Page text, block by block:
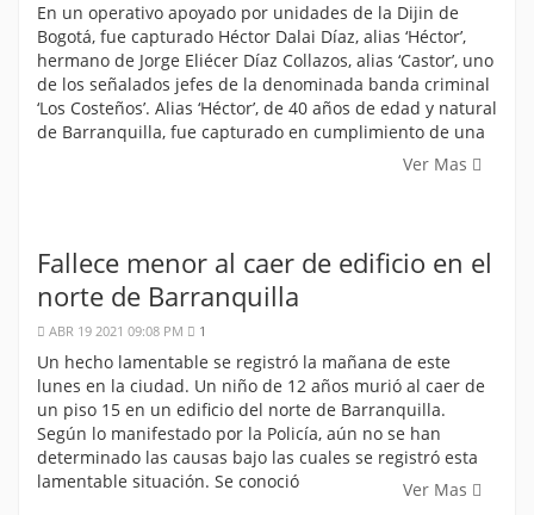
En un operativo apoyado por unidades de la Dijin de
Bogotá, fue capturado Héctor Dalai Díaz, alias ‘Héctor’,
hermano de Jorge Eliécer Díaz Collazos, alias ‘Castor’, uno
de los señalados jefes de la denominada banda criminal
‘Los Costeños’. Alias ‘Héctor’, de 40 años de edad y natural
de Barranquilla, fue capturado en cumplimiento de una
Ver Mas
Fallece menor al caer de edificio en el
norte de Barranquilla
ABR 19 2021 09:08 PM 1
Un hecho lamentable se registró la mañana de este
lunes en la ciudad. Un niño de 12 años murió al caer de
un piso 15 en un edificio del norte de Barranquilla.
Según lo manifestado por la Policía, aún no se han
determinado las causas bajo las cuales se registró esta
lamentable situación. Se conoció
Ver Mas